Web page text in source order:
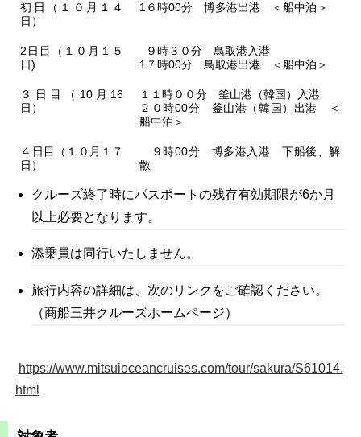
初日（１０月１４
日）
1６時00分 博多港出港 ＜船中泊＞
2日目（１０月１５
日)
９時３０分
鳥取港入港
1７時00分
鳥取港出港 ＜船中泊＞
３日目（10月16
日）
１１時００分
釜山港（韓国）入港
２０時00分
釜山港（韓国）出港
＜
船中泊＞
４日目（１０月１７
日）
９時00分 博多港入港
下船後、解
散
クルーズ終了時にパスポートの残存有効期限が6か月
以上必要となります。
添乗員は同行いたしません。
旅行内容の詳細は、次のリンクをご確認ください。
（商船三井クルーズホームページ）
https://www.mitsuioceancruises.com/tour/sakura/S61014.
html